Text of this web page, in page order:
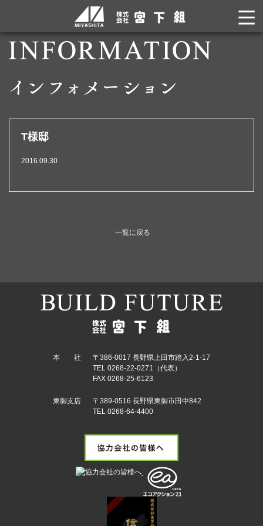
T様邸
2016.09.30
一覧に戻る
本 社
〒386-0017 長野県上田市踏入2-1-17
TEL 0268-22-0271（代表）
FAX 0268-25-6123
東御支店
〒389-0516 長野県東御市田中842
TEL 0268-64-4400